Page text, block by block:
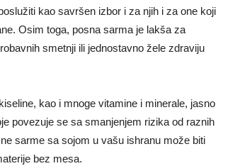
kao savršen izbor i za njih i za one koji
Osim toga, posna sarma je lakša za
smetnji ili jednostavno žele zdraviju
kao i mnoge vitamine i minerale, jasno
povezuje se sa smanjenjem rizika od raznih
sarme sa sojom u vašu ishranu može biti
bez mesa.